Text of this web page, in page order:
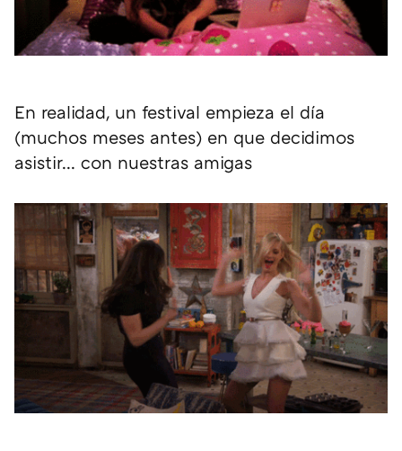
En realidad, un festival empieza el día
(muchos meses antes) en que decidimos
asistir... con nuestras amigas